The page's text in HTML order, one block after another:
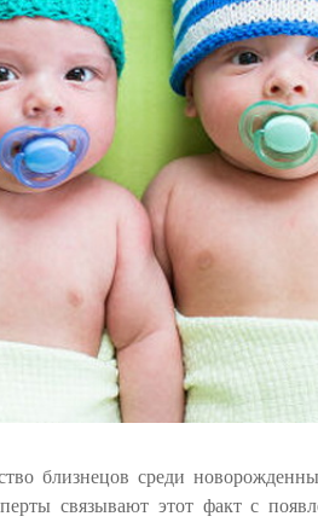
близнецов среди
связывают этот факт с